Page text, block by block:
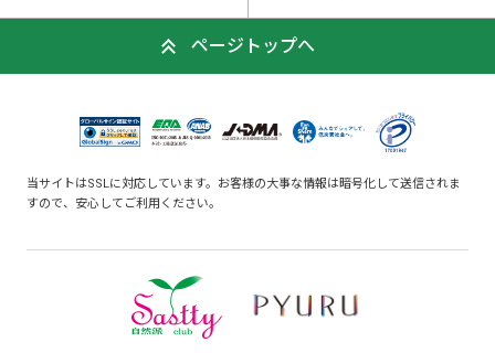
ページトップへ
当サイトはSSLに対応しています。お客様の大事な情報は暗号化して送信されま
すので、安心してご利用ください。